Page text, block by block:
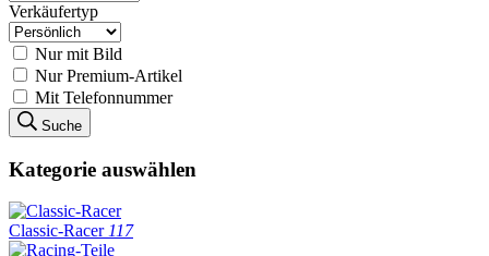
Verkäufertyp
Nur mit Bild
Nur Premium-Artikel
Mit Telefonnummer
Suche
Kategorie auswählen
Classic-Racer 117